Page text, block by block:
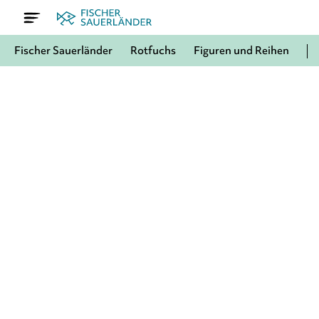
Fischer Sauerländer Rotfuchs Figuren und Reihen